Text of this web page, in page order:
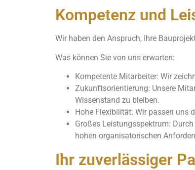
Kompetenz und
Wir haben den Anspruch, Ihre
Was können Sie von uns erwarten:
Kompetente Mitarbeiter: Wir
Zukunftsorientierung: Unsere
Wissenstand zu bleiben.
Hohe Flexibilität: Wir passen uns
Großes Leistungsspektrum:
hohen organisatorischen
Ihr zuverlässiger